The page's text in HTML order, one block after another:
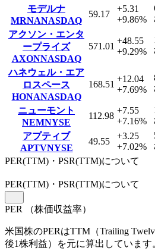
モデルナ
MRNANASDAQ
59.17
+5.31
+9.86%
アクソン・エンタ
ープライズ
AXONNASDAQ
571.01
+48.55
+9.29%
ハネウェル・エア
ロスペース
HONANASDAQ
168.51
+12.04
+7.69%
ニューモント
NEMNYSE
112.98
+7.55
+7.16%
アプティブ
APTVNYSE
49.55
+3.25
+7.02%
PER(TTM)・PSR(TTM)について
PER(TTM) ・PSR(TTM)について
PER （株価収益率）
米国株のPERはTTM（Trailing
後1株利益）を元に算出しています